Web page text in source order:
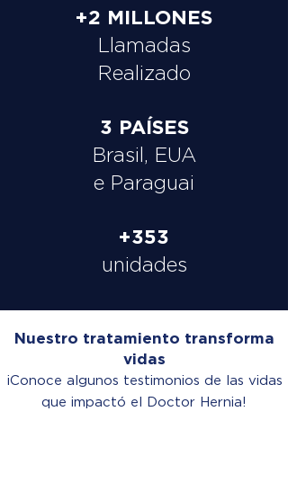
+2 MILLONES
Llamadas
Realizado
3 PAÍSES
Brasil, EUA
e Paraguai
+353
unidades
Nuestro tratamiento transforma
vidas
¡Conoce algunos testimonios de las vidas
que impactó el Doctor Hernia!